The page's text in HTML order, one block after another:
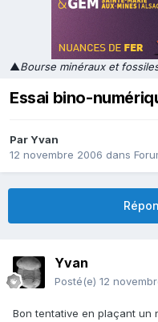
▲Bourse minéraux et
Essai bino-
ParYvan
12 novembre 2006 dans
Yvan
Posté(e) 12
Bon tentative en plaçant un